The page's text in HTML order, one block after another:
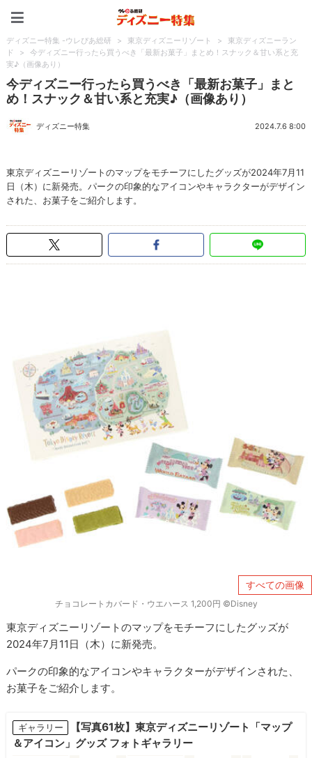
ディズニー特集 -ウレぴあ総研 > 東京ディズニーリゾート >
東京ディズニーラン
ド
>
今ディズニー行ったら買うべき「最新お菓子」まとめ！スナック＆甘い系と充
実♪（画像あり）
今ディズニー行ったら買うべき「最新お菓子」まと
め！スナック＆甘い系と充実♪（画像あり）
ディズニー特集 2024.7.6 8:00
東京ディズニーリゾートのマップをモチーフにしたグッズが2024年7月11
日（木）に新発売。パークの印象的なアイコンやキャラクターがデザイン
された、お菓子をご紹介します。
すべての画像
チョコレートカバード・ウエハース 1,200円 ©Disney
東京ディズニーリゾートのマップをモチーフにしたグッズが
2024年7月11日（木）に新発売。
パークの印象的なアイコンやキャラクターがデザインされた、
お菓子をご紹介します。
ギャラリー
【写真61枚】東京ディズニーリゾート「マップ
＆アイコン」グッズ フォトギャラリー